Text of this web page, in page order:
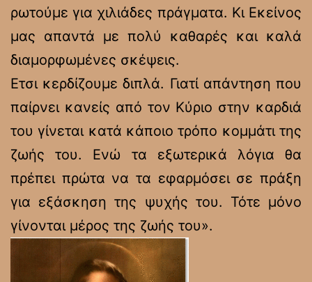
ρωτούμε για χιλιάδες πράγματα. Κι Εκείνος
μας απαντά με πολύ καθαρές και καλά
διαμορφωμένες σκέψεις.
Ετσι κερδίζουμε διπλά. Γιατί απάντηση που
παίρνει κανείς από τον Κύριο στην καρδιά
του γίνεται κατά κάποιο τρόπο κομμάτι της
ζωής του. Ενώ τα εξωτερικά λόγια θα
πρέπει πρώτα να τα εφαρμόσει σε πράξη
για εξάσκηση της ψυχής του. Τότε μόνο
γίνονται μέρος της ζωής του».